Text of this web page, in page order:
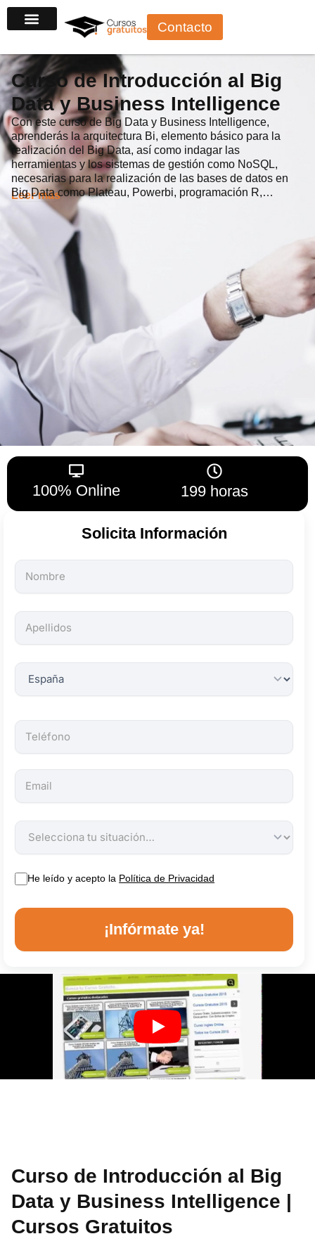
al
Contacto
Curso de Introducción al Big
Data y Business Intelligence
Con este curso de Big Data y Business Intelligence,
aprenderás la arquitectura Bi, elemento básico para la
realización del Big Data, así como indagar las
herramientas y los sistemas de gestión como NoSQL,
necesarias para la realización de las bases de datos en
Big Data como Plateau, Powerbi, programación R,…
Leer más
100% Online 199 horas
Solicita Información
Todos
los
son
obligatorios.
He leído y acepto la Política de Privacidad
¡Infórmate ya!
Curso de Introducción al Big
Data y Business Intelligence |
Cursos Gratuitos